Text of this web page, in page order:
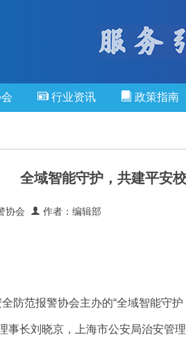
行业资讯 政策指南
全域智能守护，共建平安
协会 作者：编辑部
范报警协会主办的“全域智能守
事长刘晓京，上海市公安局治安管